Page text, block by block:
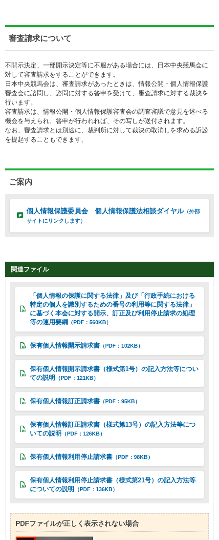
審査請求について
不開示決定、一部開示決定等に不服がある場合には、日本中央競馬会に
対して審査請求をすることができます。
日本中央競馬会は、審査請求があったときは、情報公開・個人情報保護
審査会に諮問し、諮問に対する答申を受けて、審査請求に対する裁決を
行います。
審査請求は、情報公開・個人情報保護審査会の調査審議で意見を述べる
機会を与えられ、答申が行われれば、その写しが送付されます。
なお、審査請求とは別途に、裁判所に対して裁決の取消しを求める訴訟
を提起することもできます。
ご案内
個人情報保護委員会 個人情報保護法相談ダイヤル（外部
サイトにリンクします）
関連ファイル
「個人情報の保護に関する法律」及び「行政手続における
特定の個人を識別するための番号の利用等に関する法律」
に基づく本会に対する開示、訂正及び利用停止請求の処理
等の運用要綱 （PDF：560KB）
保有個人情報開示請求書 （PDF：102KB）
保有個人情報開示請求書（様式第1号）の記入方法等につい
ての説明
（PDF：121KB）
保有個人情報訂正請求書 （PDF：95KB）
保有個人情報訂正請求書（様式第13号）の記入方法等につ
いての説明
（PDF：126KB）
保有個人情報利用停止請求書 （PDF：98KB）
保有個人情報利用停止請求書（様式第21号）の記入方法等
についての説明
（PDF：136KB）
PDFファイルが正しく表示されない場合